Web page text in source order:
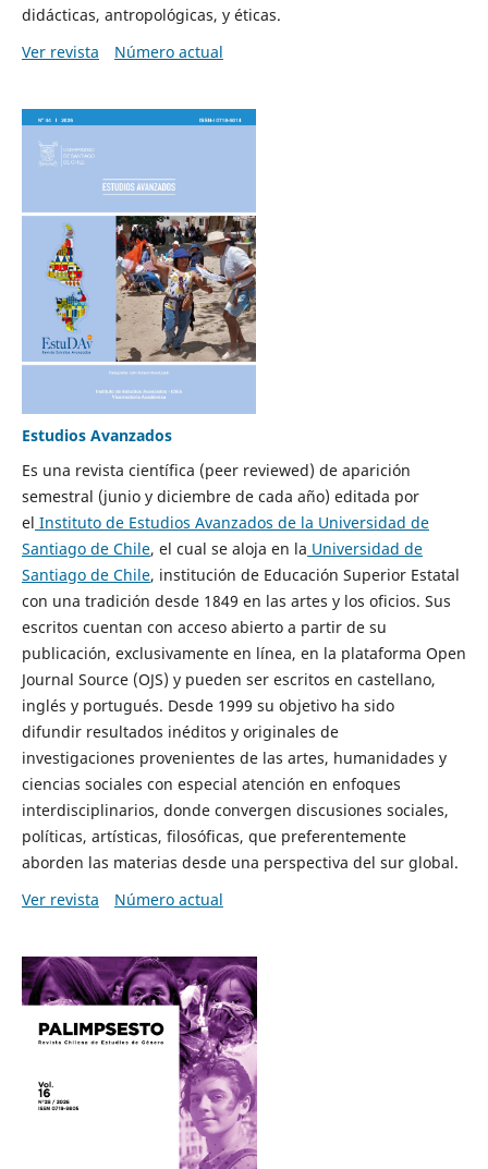
didácticas, antropológicas, y éticas.
Ver revista
Número actual
Estudios Avanzados
Es una revista científica (peer reviewed) de aparición
semestral (junio y diciembre de cada año) editada por
el Instituto de Estudios Avanzados de la Universidad de
Santiago de Chile, el cual se aloja en la Universidad de
Santiago de Chile, institución de Educación Superior Estatal
con una tradición desde 1849 en las artes y los oficios. Sus
escritos cuentan con acceso abierto a partir de su
publicación, exclusivamente en línea, en la plataforma Open
Journal Source (OJS) y pueden ser escritos en castellano,
inglés y portugués. Desde 1999 su objetivo ha sido
difundir resultados inéditos y originales de
investigaciones provenientes de las artes, humanidades y
ciencias sociales con especial atención en enfoques
interdisciplinarios, donde convergen discusiones sociales,
políticas, artísticas, filosóficas, que preferentemente
aborden las materias desde una perspectiva del sur global.
Ver revista
Número actual